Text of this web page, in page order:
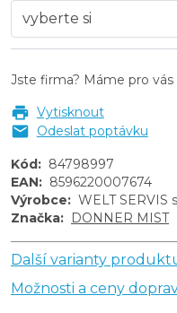
Jste firma? Máme pro vás
Vytisknout
Odeslat poptávku
Kód: 84798997
EAN: 8596220007674
Výrobce: WELT SERVIS
Značka: DONNER MIST
Další varianty
Možnosti a ceny